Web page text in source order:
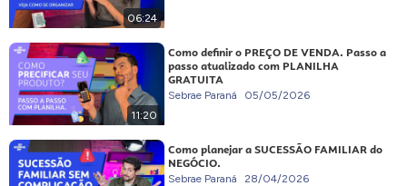
06:24
11:20
Como definir o PREÇO DE VENDA. Passo a
passo atualizado com PLANILHA
GRATUITA
Sebrae Paraná 05/05/2026
Como planejar a SUCESSÃO FAMILIAR do
NEGÓCIO.
Sebrae Paraná 28/04/2026